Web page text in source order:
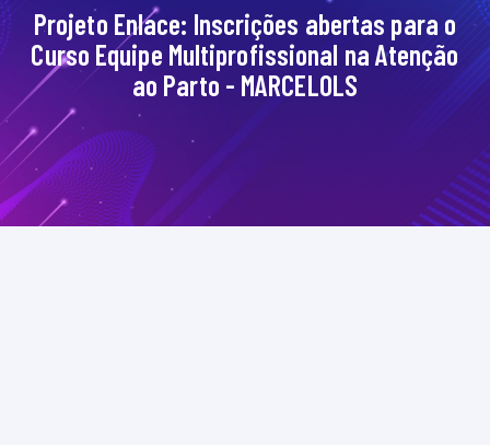
Projeto Enlace: Inscrições abertas para o
Curso Equipe Multiprofissional na Atenção
ao Parto - MARCELOLS